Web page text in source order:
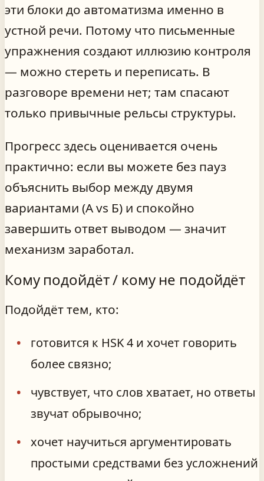
эти блоки до автоматизма именно в
устной речи. Потому что письменные
упражнения создают иллюзию контроля
— можно стереть и переписать. В
разговоре времени нет; там спасают
только привычные рельсы структуры.
Прогресс здесь оценивается очень
практично: если вы можете без пауз
объяснить выбор между двумя
вариантами (А vs Б) и спокойно
завершить ответ выводом — значит
механизм заработал.
Кому подойдёт / кому не подойдёт
Подойдёт тем, кто:
готовится к HSK 4 и хочет говорить
более связно;
чувствует, что слов хватает, но ответы
звучат обрывочно;
хочет научиться аргументировать
простыми средствами без усложнений